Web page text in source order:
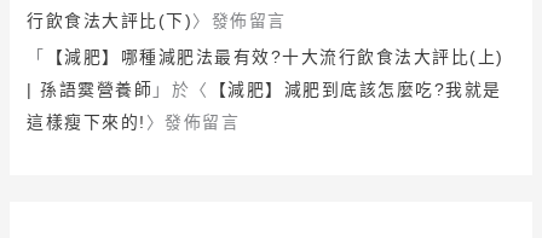
行飲食法大評比(下)〉發佈留言
「
【減肥】哪種減肥法最有效?十大流行飲食法大評比(上)
| 孫語霙營養師 」於〈
【減肥】減肥到底該怎麼吃?我就是
這樣瘦下來的! 〉發佈留言